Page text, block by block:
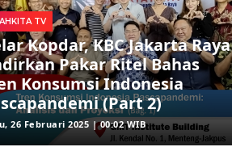
TV
Kopdar, KBC Jakarta Raya
Pakar Ritel Bahas
Konsumsi Indonesia
(Part 2)
26 Februari 2025 | 00:02 WIB